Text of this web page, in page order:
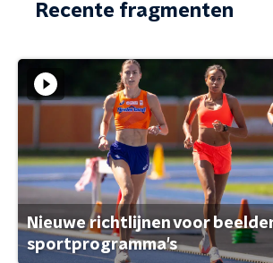
Recente fragmenten
Nieuwe richtlijnen voor
sportprogramma's